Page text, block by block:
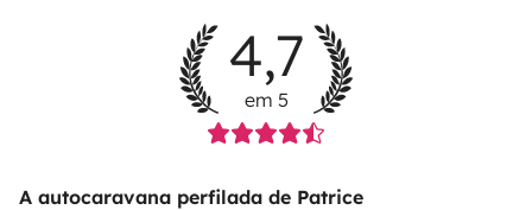
4,7
em 5
A autocaravana perfilada de Patrice